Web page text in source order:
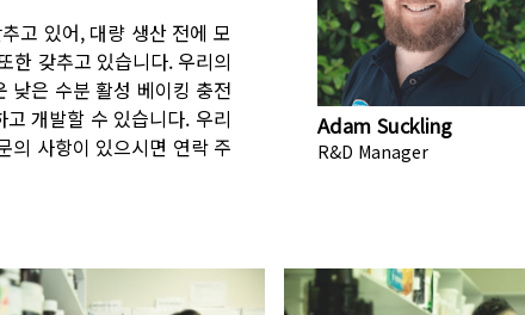
고 있어, 대량 생산 전에 모
한 갖추고 있습니다. 우리의
낮은 수분 활성 베이킹 충전
개발할 수 있습니다. 우리
의 사항이 있으시면 연락 주
Adam Suckling
R&D Manager